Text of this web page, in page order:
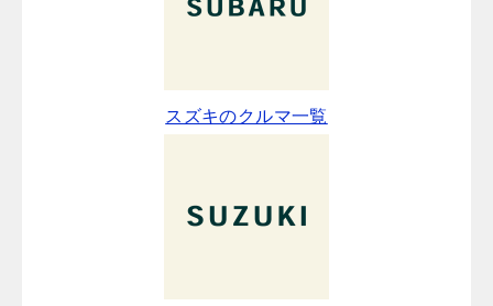
スズキのクルマ一覧